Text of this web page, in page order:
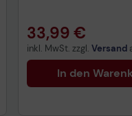
33,99 €
inkl. MwSt. zzgl. Versand
In den